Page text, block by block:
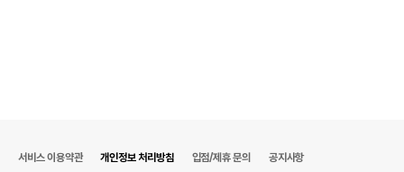
서비스 이용약관 개인정보 처리방침 입점/제휴 문의 공지사항